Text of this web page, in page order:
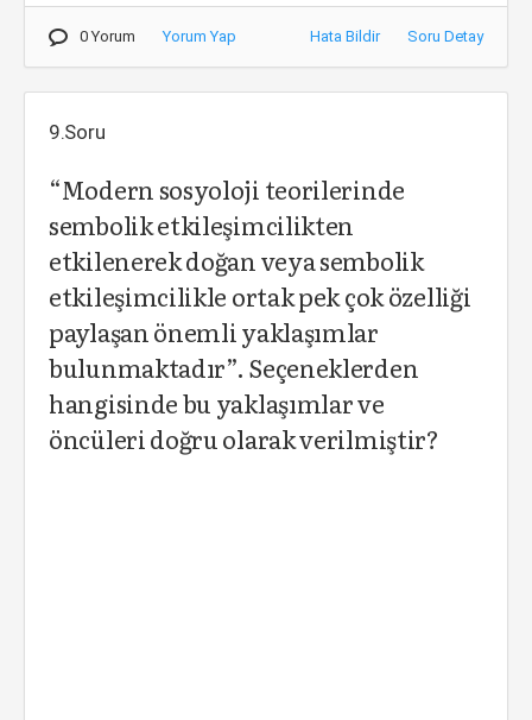
0 Yorum Yorum Yap Hata Bildir Soru Detay
9.Soru
“Modern sosyoloji teorilerinde
sembolik etkileşimcilikten
etkilenerek doğan veya sembolik
etkileşimcilikle ortak pek çok özelliği
paylaşan önemli yaklaşımlar
bulunmaktadır”. Seçeneklerden
hangisinde bu yaklaşımlar ve
öncüleri doğru olarak verilmiştir?